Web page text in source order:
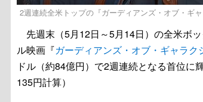
2週連続全米トップの『ガーディアンズ・オブ・ギ
先週末（5月12日～5月14日）の全米ボ
ル映画『ガーディアンズ・オブ・ギャラク
ドル（約84億円）で2週連続となる首位に
135円計算）